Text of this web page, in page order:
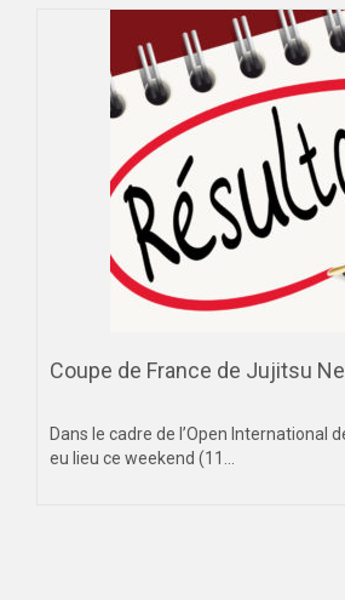
Coupe de France de Jujitsu
Dans le cadre de l’Open International
eu lieu ce weekend (11...